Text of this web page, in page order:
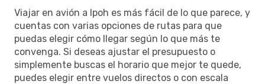
Viajar en avión a Ipoh es más fácil de lo que parece, y
cuentas con varias opciones de rutas para que
puedas elegir cómo llegar según lo que más te
convenga. Si deseas ajustar el presupuesto o
simplemente buscas el horario que mejor te quede,
puedes elegir entre vuelos directos o con escala